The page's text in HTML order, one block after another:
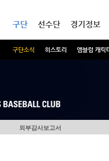
구단
구단소식 히스토리 엠블럼 캐릭
선수단 경기정보
외부감사보고서